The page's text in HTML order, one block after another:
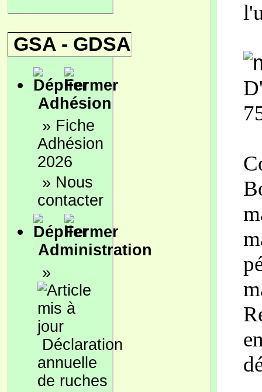
GSA - GDSA
Adhésion
» Fiche
Adhésion
2026
» Nous
contacter
Administration
»
Déclaration
annuelle
de ruches